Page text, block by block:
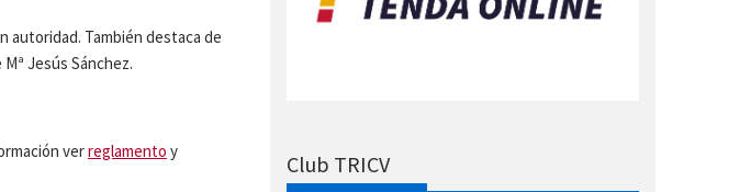
autoridad. También destaca de
Jesús Sánchez.
verreglamento y
Club TRICV